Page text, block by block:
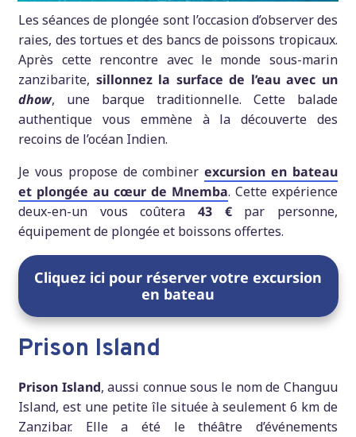
Les séances de plongée sont l’occasion d’observer des
raies, des tortues et des bancs de poissons tropicaux.
Après cette rencontre avec le monde sous-marin
zanzibarite, sillonnez la surface de l’eau avec un
dhow, une barque traditionnelle. Cette balade
authentique vous emmène à la découverte des
recoins de l’océan Indien.
Je vous propose de combinerexcursion en bateau
et plongée au cœur de Mnemba. Cette expérience
deux-en-un vous coûtera 43 €par personne,
équipement de plongée et boissons offertes.
Cliquez ici pour réserver votre excursion
en bateau
Prison Island
Prison Island, aussi connue sous le nom de Changuu
Island, est une petite île située à seulement 6 km de
Zanzibar. Elle a été le théâtre d’événements